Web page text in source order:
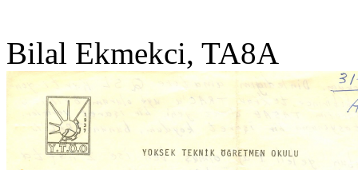
Bilal Ekmekci, TA8A